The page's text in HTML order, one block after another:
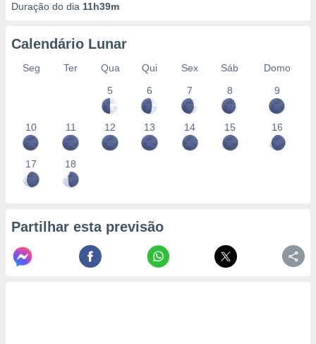
Duração do dia 11h39m
Calendário Lunar
Seg Ter Qua Qui Sex Sáb
Domo
5
6 7 8 9
10 11 12 13 14 15 16
17 18
Partilhar esta previsão